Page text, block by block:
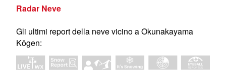
Radar Neve
Gli ultimi report della neve vicino a Okunakayama
Kōgen: